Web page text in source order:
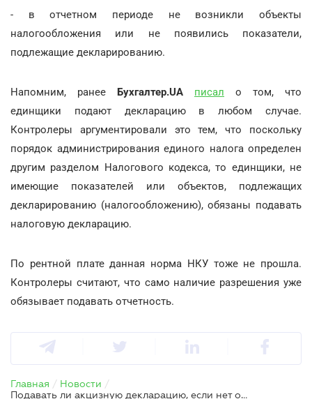
- в отчетном периоде не возникли объекты
налогообложения или не появились показатели,
подлежащие декларированию.
Напомним, ранее Бухгалтер.UA писал о том, что
единщики подают декларацию в любом случае.
Контролеры аргументировали это тем, что поскольку
порядок администрирования единого налога определен
другим разделом Налогового кодекса, то единщики, не
имеющие показателей или объектов, подлежащих
декларированию (налогообложению), обязаны подавать
налоговую декларацию.
По рентной плате данная норма НКУ тоже не прошла.
Контролеры считают, что само наличие разрешения уже
обязывает подавать отчетность.
Главная / Новости /
Подавать ли акцизную декларацию, если нет объекта налогообложения?